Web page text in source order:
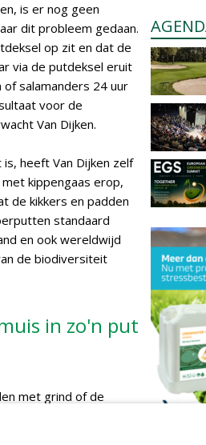
is er nog geen
dit probleem gedaan.
op zit en dat de
via de putdeksel eruit
salamanders 24 uur
voor de
Van Dijken.
heeft Van Dijken zelf
kippengaas erop,
de kikkers en padden
standaard
en ook wereldwijd
de biodiversiteit
in zo'n put
met grind of de
voor een
opeenhoping van